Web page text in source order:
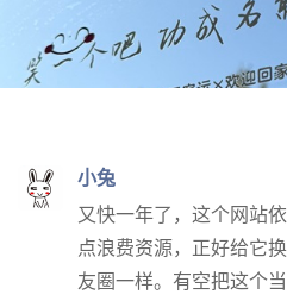
小兔
又快一年了，这个网站
点浪费资源，正好给它
友圈一样。有空把这个